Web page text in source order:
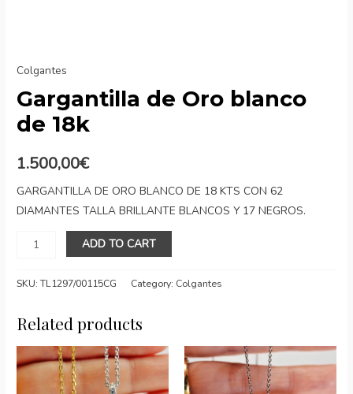
Colgantes
Gargantilla de Oro blanco
de 18k
1.500,00€
GARGANTILLA DE ORO BLANCO DE 18 KTS CON 62
DIAMANTES TALLA BRILLANTE BLANCOS Y 17 NEGROS.
Gargantilla
Oro
de
quantity
ADD TO CART
SKU:TL1297/00115CG Category: Colgantes
Related products